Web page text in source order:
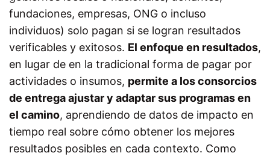
fundaciones, empresas, ONG o incluso
individuos) solo pagan si se logran resultados
verificables y exitosos. El enfoque en resultados,
en lugar de en la tradicional forma de pagar por
actividades o insumos, permite a los consorcios
de entrega ajustar y adaptar sus programas en
el camino, aprendiendo de datos de impacto en
tiempo real sobre cómo obtener los mejores
resultados posibles en cada contexto. Como